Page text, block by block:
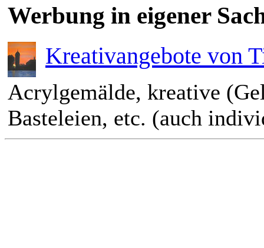
Werbung in eigener
Kreativangebote von
Acrylgemälde, kreative
Basteleien, etc. (auch